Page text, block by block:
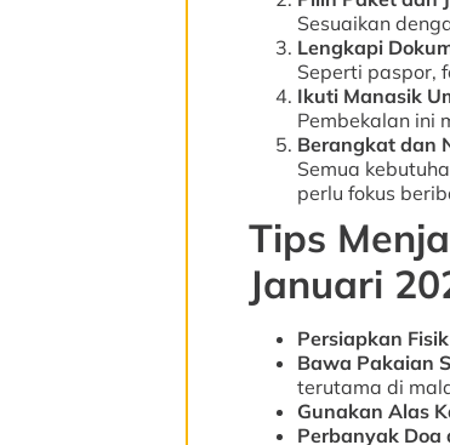
Sesuaikan
Lengkapi
Seperti paspor,
Ikuti Manasik
Pembekalan ini
Berangkat dan
Semua
perlu fokus
Tips
Januari
Persiapkan Fisik
Bawa Pakaian
terutama di
Gunakan Alas
Perbanyak Doa